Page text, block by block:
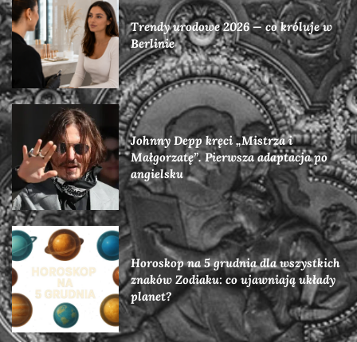
Trendy urodowe 2026 — co króluje w
Berlinie
Johnny Depp kręci „Mistrza i
Małgorzatę”. Pierwsza adaptacja po
angielsku
Horoskop na 5 grudnia dla wszystkich
znaków Zodiaku: co ujawniają układy
planet?